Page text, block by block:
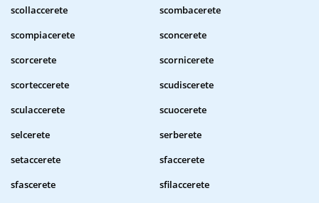
scollaccerete
scombacerete
scompiacerete
sconcerete
scorcerete
scornicerete
scorteccerete
scudiscerete
sculaccerete
scuocerete
selcerete
serberete
setaccerete
sfaccerete
sfascerete
sfilaccerete